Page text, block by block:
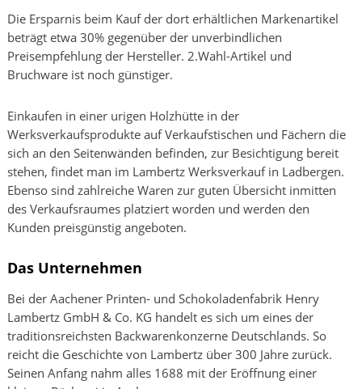
Die Ersparnis beim Kauf der dort erhältlichen Markenartikel
beträgt etwa 30% gegenüber der unverbindlichen
Preisempfehlung der Hersteller. 2.Wahl-Artikel und
Bruchware ist noch günstiger.
Einkaufen in einer urigen Holzhütte in der
Werksverkaufsprodukte auf Verkaufstischen und Fächern die
sich an den Seitenwänden befinden, zur Besichtigung bereit
stehen, findet man im Lambertz Werksverkauf in Ladbergen.
Ebenso sind zahlreiche Waren zur guten Übersicht inmitten
des Verkaufsraumes platziert worden und werden den
Kunden preisgünstig angeboten.
Das Unternehmen
Bei der Aachener Printen- und Schokoladenfabrik Henry
Lambertz GmbH & Co. KG handelt es sich um eines der
traditionsreichsten Backwarenkonzerne Deutschlands. So
reicht die Geschichte von Lambertz über 300 Jahre zurück.
Seinen Anfang nahm alles 1688 mit der Eröffnung einer